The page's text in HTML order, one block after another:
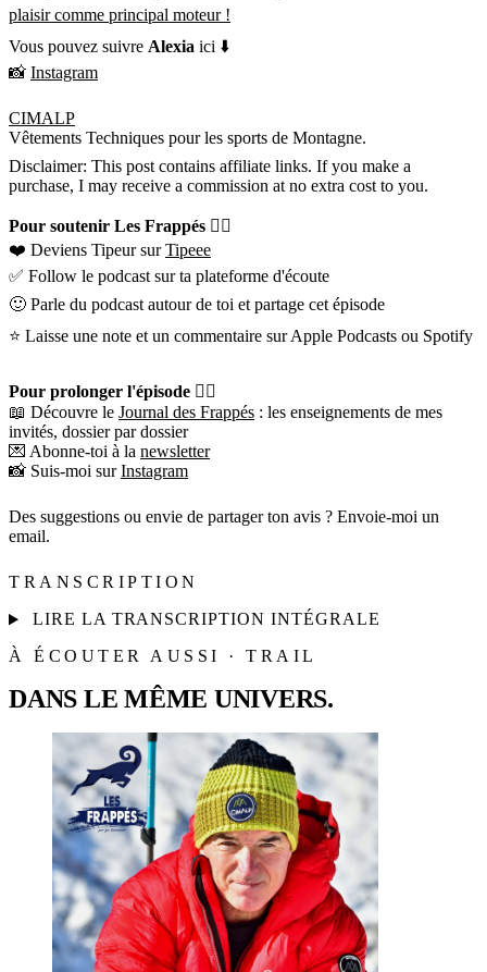
plaisir comme principal moteur !
Vous pouvez suivre Alexia ici ⬇️
📸 Instagram
CIMALP
Vêtements Techniques pour les sports de Montagne.
Disclaimer: This post contains affiliate links. If you make a
purchase, I may receive a commission at no extra cost to you.
Pour soutenir Les Frappés 👇🏼
❤️ Deviens Tipeur surTipeee
✅ Follow le podcast sur ta plateforme d'écoute
🙂 Parle du podcast autour de toi et partage cet épisode
⭐️ Laisse une note et un commentaire sur Apple Podcasts ou Spotify
Pour prolonger l'épisode 👇🏼
📖 Découvre le Journal des Frappés : les enseignements de mes
invités, dossier par dossier
💌 Abonne-toi à la newsletter
📸 Suis-moi surInstagram
Des suggestions ou envie de partager ton avis ? Envoie-moi un
email.
TRANSCRIPTION
LIRE LA TRANSCRIPTION INTÉGRALE
À ÉCOUTER AUSSI · TRAIL
DANS LE MÊME UNIVERS.